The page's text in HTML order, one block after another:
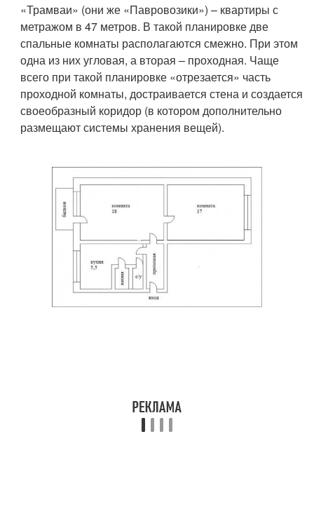
«Трамваи» (они же «Павровозики») – квартиры с
метражом в 47 метров. В такой планировке две
спальные комнаты располагаются смежно. При этом
одна из них угловая, а вторая – проходная. Чаще
всего при такой планировке «отрезается» часть
проходной комнаты, достраивается стена и создается
своеобразный коридор (в котором дополнительно
размещают системы хранения вещей).